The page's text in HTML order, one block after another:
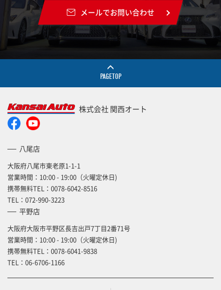
メールでお問い合わせ
PAGETOP
株式会社 関西オート
八尾店
大阪府八尾市東老原1-1-1
営業時間：10:00 - 19:00（火曜定休日)
携帯無料TEL： 0078-6042-8516
TEL： 072-990-3223
平野店
大阪府大阪市平野区長吉出戸7丁目2番71号
営業時間：10:00 - 19:00（火曜定休日)
携帯無料TEL： 0078-6041-9838
TEL： 06-6706-1166